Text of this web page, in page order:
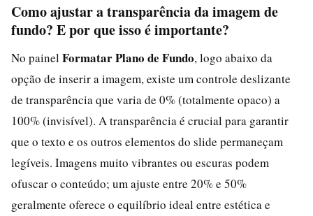
Como ajustar a transparência da imagem de
fundo? E por que isso é importante?
No painel Formatar Plano de Fundo, logo abaixo da
opção de inserir a imagem, existe um controle deslizante
de transparência que varia de 0% (totalmente opaco) a
100% (invisível). A transparência é crucial para garantir
que o texto e os outros elementos do slide permaneçam
legíveis. Imagens muito vibrantes ou escuras podem
ofuscar o conteúdo; um ajuste entre 20% e 50%
geralmente oferece o equilíbrio ideal entre estética e